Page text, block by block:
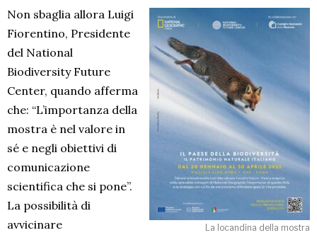
La locandina della mostra
Non sbaglia allora Luigi
Fiorentino, Presidente
del National
Biodiversity Future
Center, quando afferma
che: “L’importanza della
mostra è nel valore in
sé e negli obiettivi di
comunicazione
scientifica che si pone”.
La possibilità di
avvicinare